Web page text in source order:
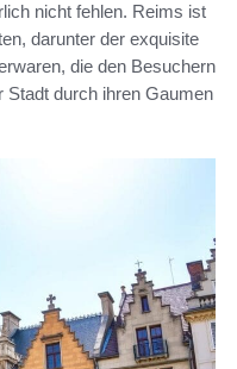
nicht fehlen. Reims ist
darunter der exquisite
die den Besuchern
Stadt durch ihren Gaumen